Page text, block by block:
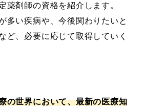
薬剤師の資格を紹介します。
多い疾病や、今後関わりたいと
ど、必要に応じて取得していく
の世界において、最新の医療知